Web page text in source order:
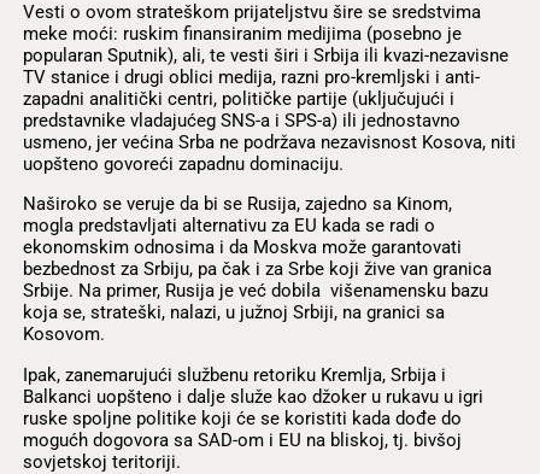
Vesti o ovom strateškom prijateljstvu šire se sredstvima
meke moći: ruskim finansiranim medijima (posebno je
popularan Sputnik), ali, te vesti širi i Srbija ili kvazi-nezavisne
TV stanice i drugi oblici medija, razni pro-kremljski i anti-
zapadni analitički centri, političke partije (uključujući i
predstavnike vladajućeg SNS-a i SPS-a) ili jednostavno
usmeno, jer većina Srba ne podržava nezavisnost Kosova, niti
uopšteno govoreći zapadnu dominaciju.
Naširoko se veruje da bi se Rusija, zajedno sa Kinom,
mogla predstavljati alternativu za EU kada se radi o
ekonomskim odnosima i da Moskva može garantovati
bezbednost za Srbiju, pa čak i za Srbe koji žive van granica
Srbije. Na primer, Rusija je već dobila višenamensku bazu
koja se, strateški, nalazi, u južnoj Srbiji, na granici sa
Kosovom.
Ipak, zanemarujući službenu retoriku Kremlja, Srbija i
Balkanci uopšteno i dalje služe kao džoker u rukavu u igri
ruske spoljne politike koji će se koristiti kada dođe do
mogućh dogovora sa SAD-om i EU na bliskoj, tj. bivšoj
sovjetskoj teritoriji.